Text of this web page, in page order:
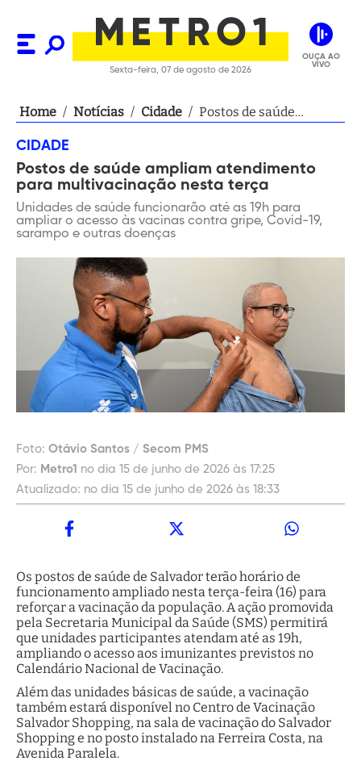
Sexta-feira, 07 de agosto de 2026
OUÇA AO
VIVO
Home / Notícias / Cidade / Postos de saúde
nesta terça
CIDADE
Postos de saúde ampliam atendimento
para multivacinação nesta terça
Unidades de saúde funcionarão até as 19h para
ampliar o acesso às vacinas contra gripe, Covid-19,
sarampo e outras doenças
Foto: Otávio Santos / Secom PMS
Por: Metro1 no dia 15 de junho de 2026 às 17:25
Atualizado: no dia 15 de junho de 2026 às 18:33
Os postos de saúde de Salvador terão horário de
funcionamento ampliado nesta terça-feira (16) para
reforçar a vacinação da população. A ação promovida
pela Secretaria Municipal da Saúde (SMS) permitirá
que unidades participantes atendam até as 19h,
ampliando o acesso aos imunizantes previstos no
Calendário Nacional de Vacinação.
Além das unidades básicas de saúde, a vacinação
também estará disponível no Centro de Vacinação
Salvador Shopping, na sala de vacinação do Salvador
Shopping e no posto instalado na Ferreira Costa, na
Avenida Paralela.